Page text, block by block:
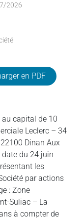
2026
en PDF
capital de 10
Leclerc – 34
Dinan Aux
date du 24 juin
les
par actions
: Zone
Suliac – La
à compter de